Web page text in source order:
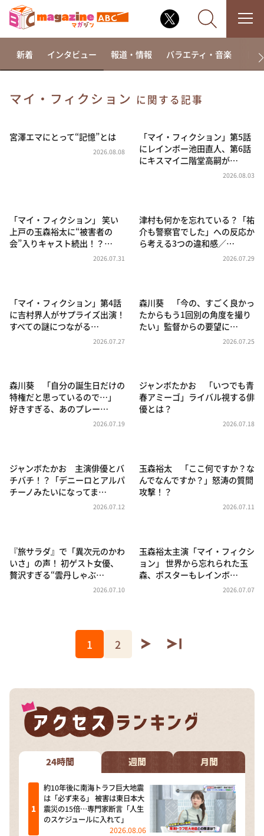
相席食堂
これ余談なんですけど・・・
～人生密着トークバラエティ！～ やすとものいたっ
news おかえり
河合＆A.B.C-Z塚田×福井アナ「なんでやねん！？」
（news おかえり）
朝だ！生です旅サラダ
教えて！ニュースライブ 正義のミカタ
ポツンと一軒家
ザキ山小屋本館
新着 インタビュー 報道・情報 バラエティ・音楽 ド
マイ・フィクション に関する記事
宮澤エマにとって“記憶”とは
2026.08.08
「マイ・フィクション」第5話
にレインボー池田直人、第6話
にキスマイ二階堂高嗣が…
2026.08.03
「マイ・フィクション」 笑い
上戸の玉森裕太に“被害者の
会”入りキャスト続出！？…
2026.07.31
津村も何かを忘れている？「祐
介も警察官でした」への反応か
ら考える3つの違和感／…
2026.07.29
「マイ・フィクション」第4話
に吉村界人がサプライズ出演！
すべての謎につながる…
2026.07.27
森川葵 「今の、すごく良かっ
たからもう1回別の角度を撮り
たい」監督からの要望に…
2026.07.25
森川葵 「自分の誕生日だけの
特権だと思っているので…」
好きすぎる、あのプレー…
2026.07.19
ジャンボたかお 「いつでも青
春アミーゴ」ライバル視する俳
優とは？
2026.07.18
ジャンボたかお 主演俳優とバ
チバチ！？「デニーロとアルパ
チーノみたいになってま…
2026.07.12
玉森裕太 「ここ何ですか？な
んでなんですか？」怒涛の質問
攻撃！？
2026.07.11
『旅サラダ』で「異次元のかわ
いさ」の声！ 初ゲスト女優、
贅沢すぎる“雲丹しゃぶ…
2026.07.10
玉森裕太主演「マイ・フィクシ
ョン」 世界から忘れられた玉
森、ポスターもレインボ…
2026.07.07
1 2
24時間 週間 月間
約10年後に南海トラフ巨大地震
は「必ず来る」 被害は東日本大
震災の15倍…専門家断言「人生
のスケジュールに入れて」
2026.08.06